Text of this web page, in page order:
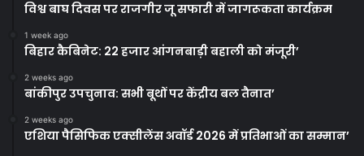
विश्व बाघ दिवस पर राजगीर जू सफारी में जागरूकता कार्यक्रम
1 week ago
बिहार कैबिनेट: 22 हजार आंगनबाड़ी बहाली को मंजूरी’
2 weeks ago
बांकीपुर उपचुनाव: सभी बूथों पर केंद्रीय बल तैनात’
2 weeks ago
एशिया पैसिफिक एक्सीलेंस अवॉर्ड 2026 में प्रतिभाओं का सम्मान’